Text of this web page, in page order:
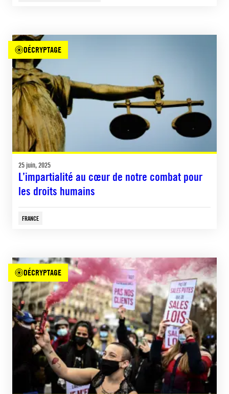
DÉCRYPTAGE
25 juin, 2025
L’impartialité au cœur de notre combat pour
les droits humains
FRANCE
DÉCRYPTAGE